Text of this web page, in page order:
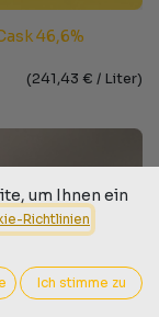
46,6%
(241,43 € / Liter)
um Ihnen ein
Richtlinien
Ich stimme zu